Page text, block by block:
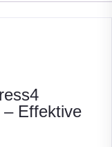
– Effektive